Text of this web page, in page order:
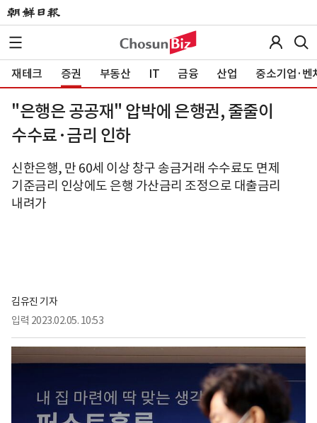
재테크 증권 부동산 IT 금융 산업 중소기업·벤
"은행은 공공재" 압박에 은행권, 줄줄이
수수료·금리 인하
신한은행, 만 60세 이상 창구 송금거래 수수료도 면제
기준금리 인상에도 은행 가산금리 조정으로 대출금리
내려가
김유진 기자
입력 2023.02.05. 10:53